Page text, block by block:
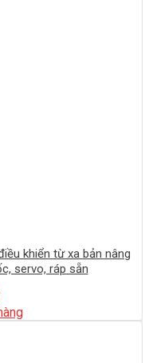
khiển từ xa bản nâng
servo, ráp sẵn